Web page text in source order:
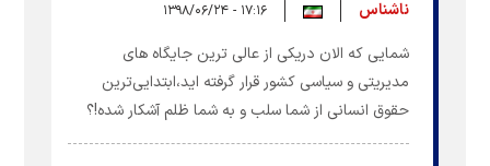
ناشناس ۱۷:۱۶ - ۱۳۹۸/۰۶/۲۴
شمایی که الان دریکی از عالی ترین جایگاه های
مدیریتی و سیاسی کشور قرار گرفته اید،ابتدایی‌ترین
حقوق انسانی‌ از شما سلب و به شما ظلم آشکار شده!؟